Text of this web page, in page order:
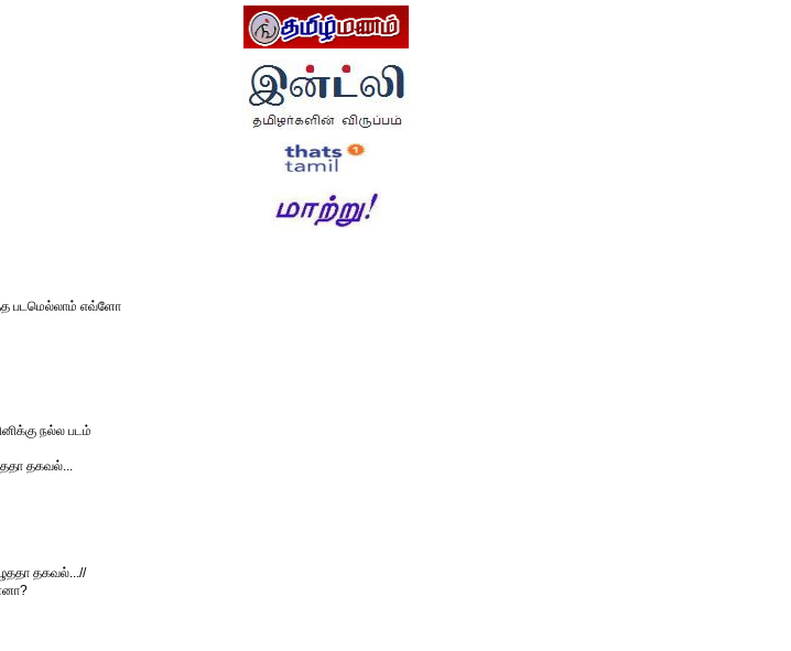
படமெல்லாம் எவ்ளோ
நல்ல படம்
தகவல்...
தகவல்...//